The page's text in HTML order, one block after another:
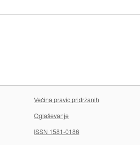
Večina pravic pridržanih
Oglaševanje
ISSN 1581-0186